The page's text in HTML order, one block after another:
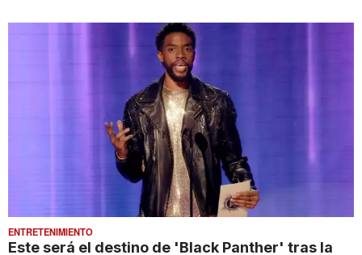
ENTRETENIMIENTO
Este será el destino de 'Black Panther' tras la